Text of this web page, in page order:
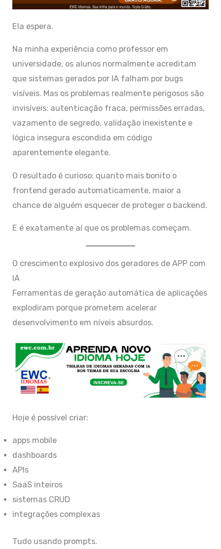
Ela espera.
Na minha experiência como professor em
universidade, os alunos normalmente acreditam
que sistemas gerados por IA falham por bugs
visíveis. Mas os problemas realmente perigosos são
invisíveis: autenticação fraca, permissões erradas,
vazamento de segredo, validação inexistente e
lógica insegura escondida em código
aparentemente elegante.
O resultado é curioso: quanto mais bonito o
frontend gerado automaticamente, maior a
chance de alguém esquecer de proteger o backend.
E é exatamente aí que os problemas começam.
O crescimento explosivo dos geradores de APP com
IA
Ferramentas de geração automática de aplicações
explodiram porque prometem acelerar
desenvolvimento em níveis absurdos.
Hoje é possível criar:
apps mobile
dashboards
APIs
SaaS inteiros
sistemas CRUD
integrações complexas
Tudo usando prompts.